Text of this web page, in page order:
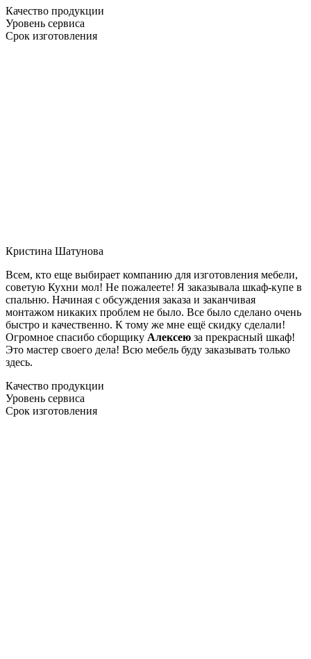
Качество продукции
Уровень сервиса
Срок изготовления
Кристина Шатунова
Всем, кто еще выбирает компанию для изготовления мебели,
советую Кухни мол! Не пожалеете! Я заказывала шкаф-купе в
спальню. Начиная с обсуждения заказа и заканчивая
монтажом никаких проблем не было. Все было сделано очень
быстро и качественно. К тому же мне ещё скидку сделали!
Огромное спасибо сборщику Алексею за прекрасный шкаф!
Это мастер своего дела! Всю мебель буду заказывать только
здесь.
Качество продукции
Уровень сервиса
Срок изготовления